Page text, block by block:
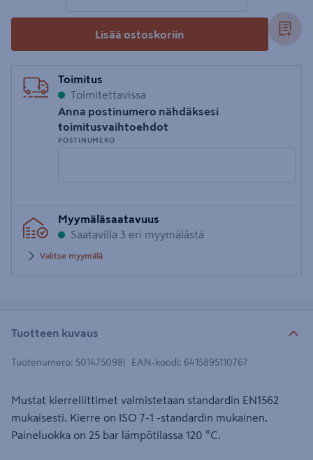
Lisää ostoskoriin
Toimitus
Toimitettavissa
Anna postinumero nähdäksesi
toimitusvaihtoehdot
POSTINUMERO
postinumero
Myymäläsaatavuus
Saatavilla 3 eri myymälästä
Valitse myymälä
Tuotteen kuvaus
Tuotenumero: 501475098 EAN-koodi: 6415895110767
Mustat kierreliittimet valmistetaan standardin EN1562
mukaisesti. Kierre on ISO 7-1 -standardin mukainen.
Paineluokka on 25 bar lämpötilassa 120 °C.